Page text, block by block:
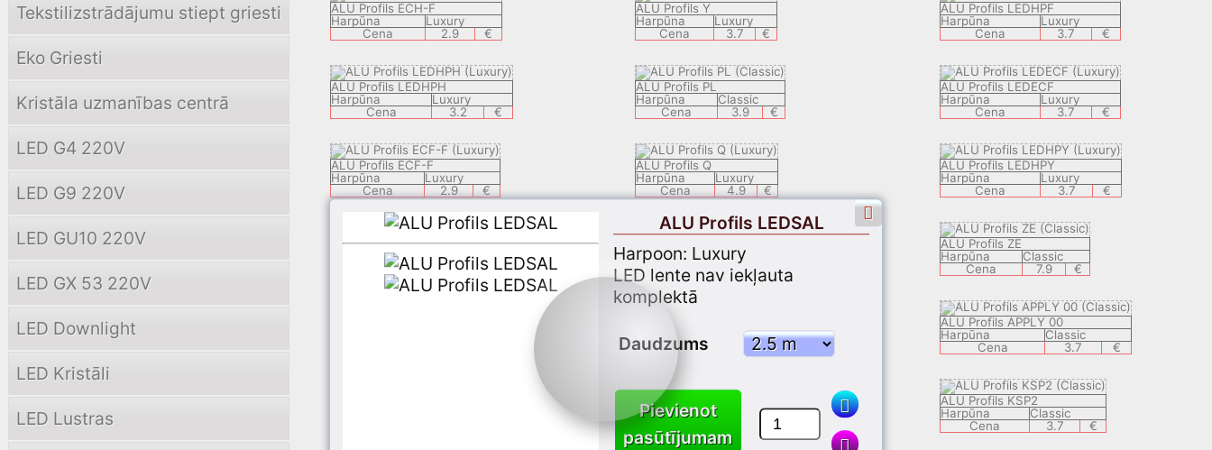
Tekstilizstrādājumu stiept griesti
Eko Griesti
Kristāla uzmanības centrā
LED G4 220V
LED G9 220V
LED GU10 220V
LED GX 53 220V
LED Downlight
LED Kristāli
LED Lustras
ALU Profils ECH-F
Harpūna
Luxury
Cena
2.9 €
ALU Profils Y
Harpūna
Luxury
Cena
3.7 €
ALU Profils LEDHPF
Harpūna
Luxury
Cena
3.7 €
ALU Profils LEDHPH
Harpūna
Luxury
Cena
3.2 €
ALU Profils PL
Harpūna
Classic
Cena
3.9 €
ALU Profils LEDECF
Harpūna
Luxury
Cena
3.7 €
ALU Profils ECF-F
Harpūna
Luxury
Cena
2.9 €
ALU Profils Q
Harpūna
Luxury
Cena
4.9 €
ALU Profils LEDHPY
Harpūna
Luxury
Cena
3.7 €
ALU Profils LEDECH
Luxury
Cena
8.9 €
Harpūna
Luxury
Cena
6.9
ALU Profils ZE
Harpūna
Classic
Cena
7.9 €
Harpūna
Luxury
Cena
9.9
ALU Profils APPLY 00
Harpūna
Classic
Cena
3.7 €
ALU Profils KSP1
Harpūna
Classic
ALU Profils KSP2
Harpūna
Classic
Cena
3.7 €
ALU Profils LEDSAL
Harpoon: Luxury
LED lente nav iekļauta
komplektā
Daudzums
Pievienot
pasūtījumam